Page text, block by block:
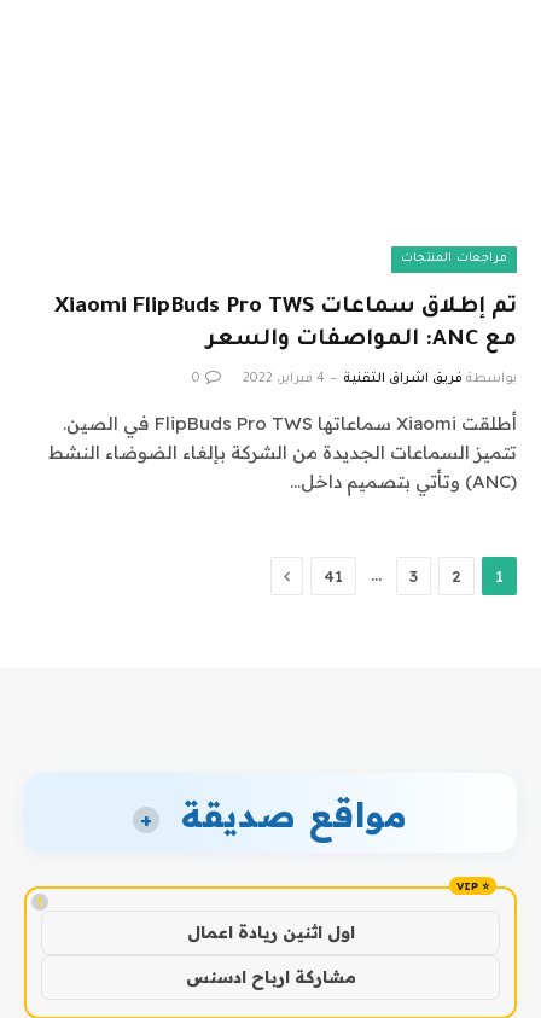
مراجعات المنتجات
تم إطلاق سماعات Xiaomi FlipBuds Pro TWS
مع ANC: المواصفات والسعر
بواسطة فريق اشراق التقنية 4 فبراير، 2022 0
أطلقت Xiaomi سماعاتها FlipBuds Pro TWS في الصين.
تتميز السماعات الجديدة من الشركة بإلغاء الضوضاء النشط
(ANC) وتأتي بتصميم داخل…
1
2
3
…
41 التالي
مواقع صديقة +
!
اول اثنين ريادة اعمال
مشاركة ارباح ادسنس